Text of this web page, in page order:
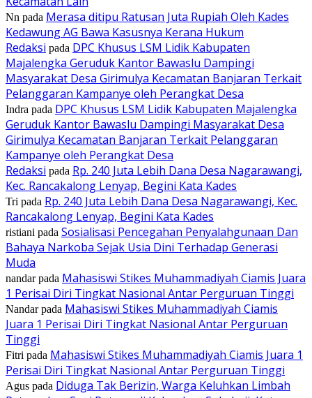
Nn pada Merasa ditipu Ratusan Juta Rupiah Oleh Kades
Kedawung AG Bawa Kasusnya Kerana Hukum
Redaksi pada DPC Khusus LSM Lidik Kabupaten
Majalengka Geruduk Kantor Bawaslu Dampingi
Masyarakat Desa Girimulya Kecamatan Banjaran Terkait
Pelanggaran Kampanye oleh Perangkat Desa
Indra pada DPC Khusus LSM Lidik Kabupaten Majalengka
Geruduk Kantor Bawaslu Dampingi Masyarakat Desa
Girimulya Kecamatan Banjaran Terkait Pelanggaran
Kampanye oleh Perangkat Desa
Redaksi pada Rp. 240 Juta Lebih Dana Desa Nagarawangi,
Kec. Rancakalong Lenyap, Begini Kata Kades
Tri pada Rp. 240 Juta Lebih Dana Desa Nagarawangi, Kec.
Rancakalong Lenyap, Begini Kata Kades
ristiani pada Sosialisasi Pencegahan Penyalahgunaan Dan
Bahaya Narkoba Sejak Usia Dini Terhadap Generasi
Muda
nandarpada Mahasiswi Stikes Muhammadiyah Ciamis Juara
1 Perisai Diri Tingkat Nasional Antar Perguruan Tinggi
Nandarpada Mahasiswi Stikes Muhammadiyah Ciamis
Juara 1 Perisai Diri Tingkat Nasional Antar Perguruan
Tinggi
Fitri pada Mahasiswi Stikes Muhammadiyah Ciamis Juara 1
Perisai Diri Tingkat Nasional Antar Perguruan Tinggi
Agus pada Diduga Tak Berizin, Warga Keluhkan Limbah